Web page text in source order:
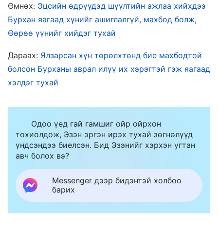
сэтгэлийн дагуу байдаг хүмүүс эцсийн эцэст
тун цөөхөн байдаг ба хүний ухамсарлах
ийнхүү хийгээгүй бол хэн ч Бурханы
бурханлаг хэлийг ойлгож чадахгүй байх
ажиллаж байх үедээ л Бурхан энэ аргыг
сонгодог. Хүн Бурханы хэлийг ойлгодоггүй
учраас хэрвээ зөвхөн бурханлаг ажил л
байсан бол хүний хувьд Бурханыг мэдэж,
Түүнтэй холбогдох ямар ч аргагүй байх байв.
Гагцхүү Түүний үгийг ойлгомжтой болгодог,
Бурханы зүрх сэтгэлийн дагуу байдаг
хүмүүсийн дэмжлэгтэйгээр л хүн энэ хэлийг
Өмнөх: Эцсийн өдрүүдэд шүүлтийн ажлаа хийхдээ
Бурхан яагаад хүнийг ашиглалгүй, махбод болж,
Өөрөө үүнийг хийдэг тухай
Дараах: Ялзарсан хүн төрөлхтөнд бие махбодтой
болсон Бурханы аврал илүү их хэрэгтэй гэж яагаад
хэлдэг тухай
Одоо үед гай гамшиг ойр ойрхон
тохиолдож, Эзэн эргэн ирэх тухай зөгнөлүүд
үндсэндээ биелсэн. Бид Эзэнийг хэрхэн угтан
авч болох вэ?
Messenger дээр бидэнтэй холбоо
барих